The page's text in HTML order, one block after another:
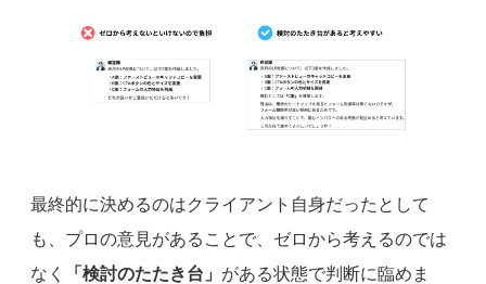
最終的に決めるのはクライアント自身だったとして
も、プロの意見があることで、ゼロから考えるのでは
なく
「検討のたたき台」 がある状態で判断に臨めま